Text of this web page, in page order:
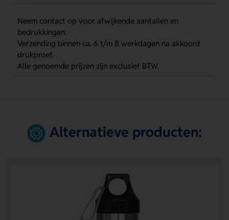
Neem contact op voor afwijkende aantallen en
bedrukkingen.
Verzending binnen ca. 6 t/m 8 werkdagen na akkoord
drukproef.
Alle genoemde prijzen zijn exclusief BTW.
Alternatieve producten: